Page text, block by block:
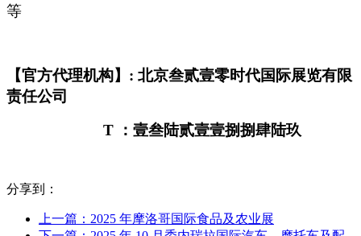
等
【官方代理机构】: 北京叁贰壹零时代国际展览有限
责任公司
T
：壹叁陆贰壹壹捌捌肆陆玖
分享到：
上一篇：2025 年摩洛哥国际食品及农业展